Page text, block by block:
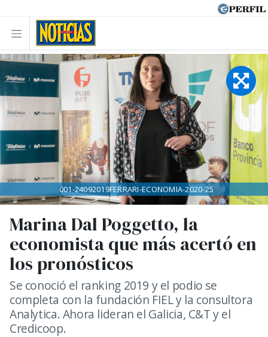
Marina Dal Poggetto, la
economista que más acertó en
los pronósticos
Se conoció el ranking 2019 y el podio se
completa con la fundación FIEL y la consultora
Analytica. Ahora lideran el Galicia, C&T y el
Credicoop.
001-24092019FERRARI-ECONOMIA-2020-25